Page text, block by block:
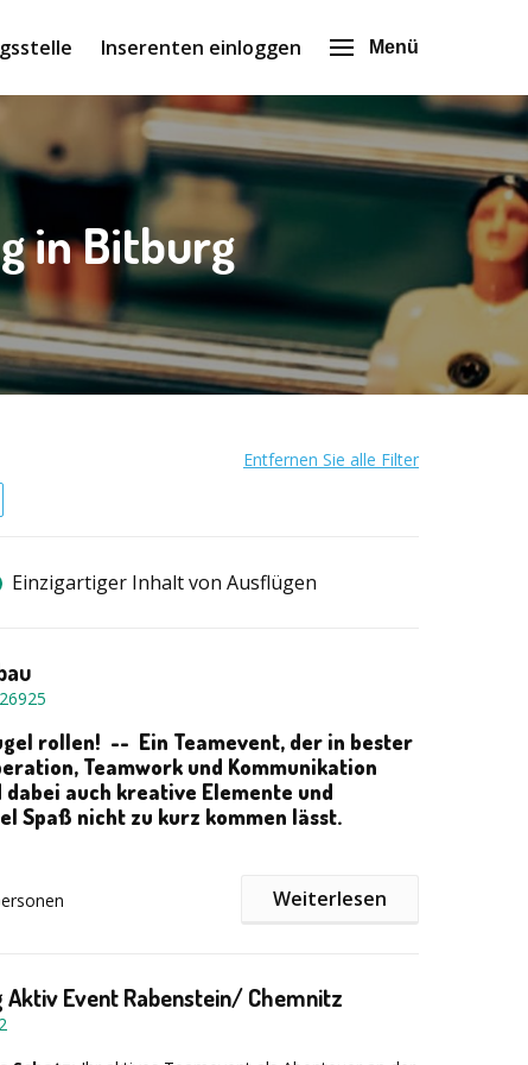
Inserenten einloggen Menü
in Bitburg
Entfernen Sie alle Filter
Einzigartiger Inhalt von Ausflügen
26925
rollen! -- Ein Teamevent, der in bester
Teamwork und Kommunikation
auch kreative Elemente und
Spaß nicht zu kurz kommen lässt.
die Gesamtgruppe besteht in der Konstruktion einer
müssen zwischen den Teams sorgfältig
damit ein reibungsloses Vorankommen garantiert
sicher und ohne Unterbrechung ans Ziel gelangt.
Weiterlesen
Aktiv Event Rabenstein/ Chemnitz